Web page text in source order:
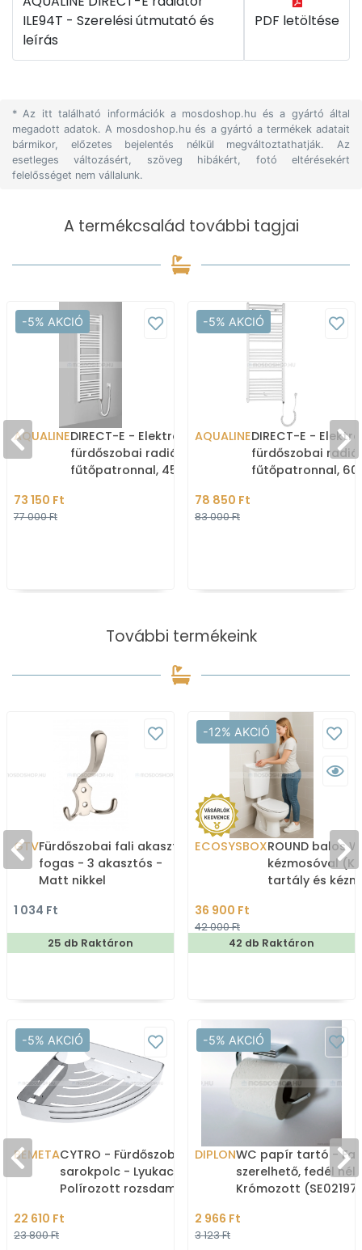
ILE94T - Szerelési útmutató és
leírás
PDF letöltése
* Az itt található információk a mosdoshop.hu és a gyártó által
megadott adatok. A mosdoshop.hu és a gyártó a termékek adatait
bármikor, előzetes bejelentés nélkül megváltoztathatják. Az
esetleges változásért, szöveg hibákért, fotó eltérésekért
felelősséget nem vállalunk.
A termékcsalád további tagjai
-5% AKCIÓ
AQUALINEDIRECT-E - Elektromos
fürdőszobai radiátor
fűtőpatronnal, 45x132cm,
73 150 Ft
77 000 Ft
-5% AKCIÓ
AQUALINEDIRECT-E -
fürdőszobai
fűtőpatronnal,
78 850 Ft
83 000 Ft
További termékeink
GTVFürdőszobai fali akasztó,
fogas - 3 akasztós -
Matt nikkel
1 034 Ft
25 db Raktáron
-12% AKCIÓ
ECOSYSBOXROUND balos
kézmosóval
tartály és
36 900 Ft
42 000 Ft
42 db Raktáron
-5% AKCIÓ
BEMETACYTRO - Fürdőszobai
sarokpolc - Lyukacsos -
Polírozott rozsdamentes
22 610 Ft
23 800 Ft
-5% AKCIÓ
DIPLONWC papír tartó -
szerelhető, fedél
Krómozott
2 966 Ft
3 123 Ft